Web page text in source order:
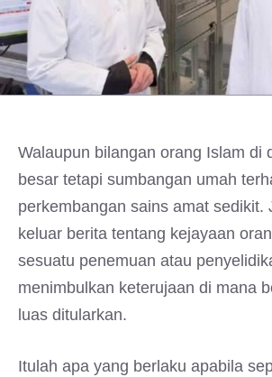
Walaupun bilangan orang Islam di
besar tetapi sumbangan umah
perkembangan sains amat sedikit.
keluar berita tentang kejayaan
sesuatu penemuan atau
menimbulkan keterujaan di mana
luas ditularkan.
Itulah apa yang berlaku apabila